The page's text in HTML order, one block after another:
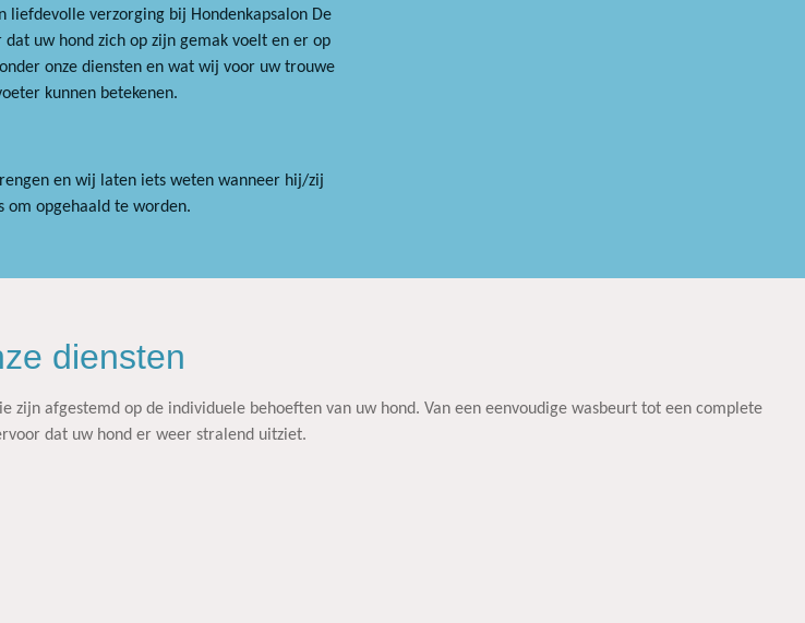
liefdevolle verzorging bij Hondenkapsalon De
dat uw hond zich op zijn gemak voelt en er op
onze diensten en wat wij voor uw trouwe
kunnen betekenen.
en wij laten iets weten wanneer hij/zij
om opgehaald te worden.
diensten
zijn afgestemd op de individuele behoeften van uw hond. Van een eenvoudige wasbeurt tot een complete
dat uw hond er weer stralend uitziet.